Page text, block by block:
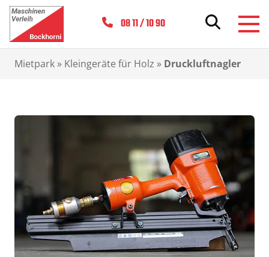
08 11 / 10 90
Mietpark » Kleingeräte für Holz » Druckluftnagler